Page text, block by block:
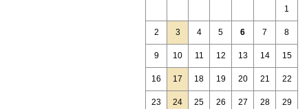
1
2 3 4 5 6 7 8
9 10 11 12 13 14 15
16 17 18 19 20 21 22
23 24 25 26 27 28 29